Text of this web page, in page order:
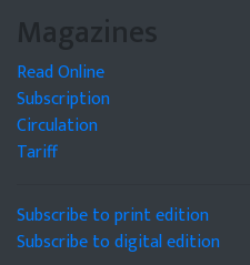
Magazines
Read Online
Subscription
Circulation
Tariff
Subscribe to print edition
Subscribe to digital edition